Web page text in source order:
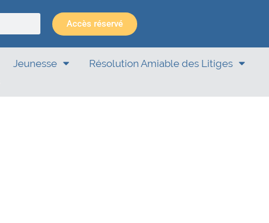
Accès réservé
Jeunesse
Résolution Amiable des Litiges